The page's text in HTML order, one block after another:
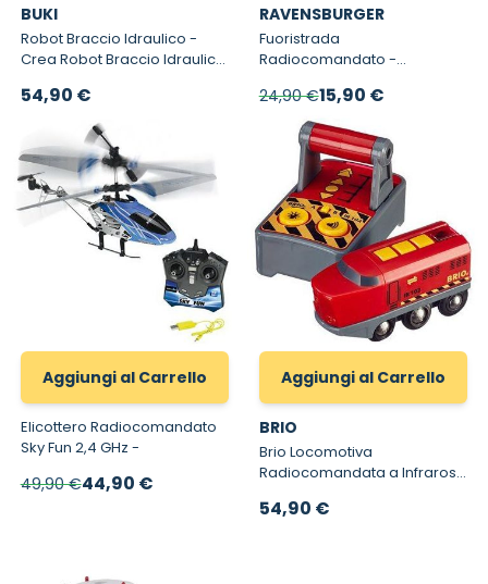
BUKI
Robot Braccio Idraulico -
Crea Robot Braccio Idraulico
54,90 €
RAVENSBURGER
Fuoristrada
Radiocomandato -
Radiocomandato con stadio
2,4 GHz
24,90 €Prezzo speciale
15,90 €
Aggiungi al Carrello
Elicottero Radiocomandato
Sky Fun 2,4 GHz -
49,90 €Prezzo speciale
44,90 €
Aggiungi al Carrello
BRIO
Brio Locomotiva
Radiocomandata a Infrarossi
54,90 €